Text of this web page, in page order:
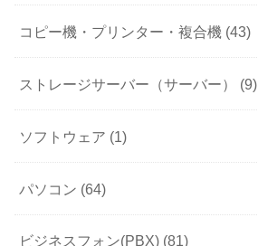
コピー機・プリンター・複合機 (43)
ストレージサーバー（サーバー） (9)
ソフトウェア (1)
パソコン (64)
ビジネスフォン(PBX) (81)